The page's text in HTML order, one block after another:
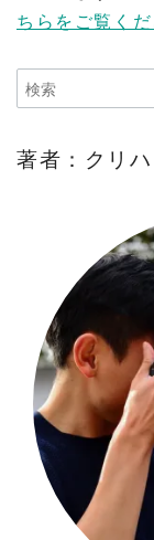
ちらをご覧く
著者：クリハ